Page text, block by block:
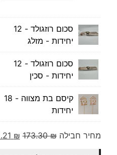
סכום רוזגולד - 12
יחידות - מזלג
סכום רוזגולד - 12
יחידות - סכין
קיסם בת מצווה - 18
יחידות
מחיר חבילה ₪
173.30
₪